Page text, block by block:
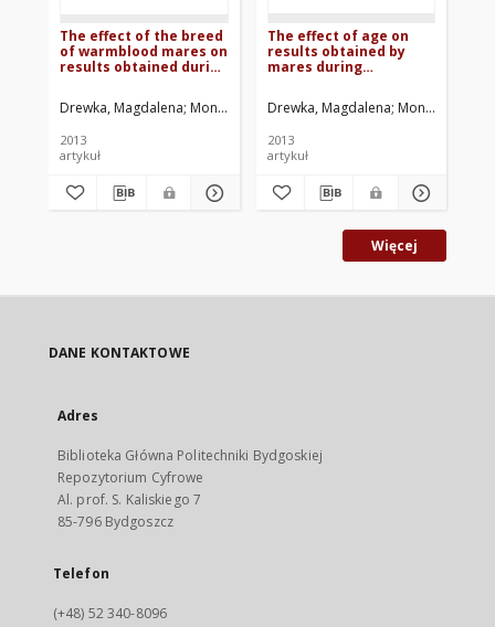
The effect of the breed
of warmblood mares on
results obtained during
performance tests in
Poland in the years
Drewka, Magdalena Monkiewicz, Monika Gulda, Dominika
2013
artykuł
The effect of age on
results obtained by
mares during
performance test
sconducted in Poland in
Drewka, Magdalena Monkiewicz,
2013
artykuł
Więcej
DANE KONTAKTOWE
Adres
Biblioteka Główna Politechniki Bydgoskiej
Repozytorium Cyfrowe
Al. prof. S. Kaliskiego 7
85-796 Bydgoszcz
Telefon
(+48) 52 340-8096